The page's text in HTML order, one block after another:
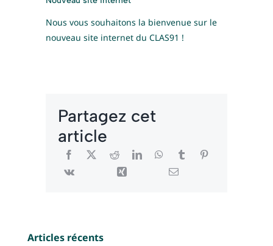
Nous vous souhaitons la bienvenue sur le
nouveau site internet du CLAS91 !
Partagez cet
article
Articles récents